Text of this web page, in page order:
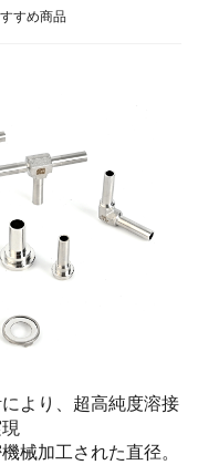
すめ商品
より、超高純度溶接
械加工された直径。